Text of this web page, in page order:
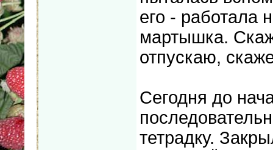
его - работала
мартышка.
отпускаю,
Сегодня до
тетрадку.